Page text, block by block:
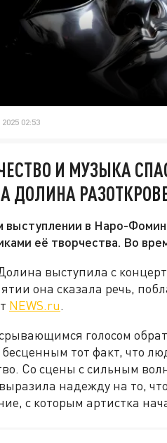
02:53
И МУЗЫКА
ДОЛИНА
выступлении в Наро-
её творчества. Во
выступила с
она сказала речь,
NEWS.ru.
голосом
тот факт, что
Со сцены с сильным
надежду на то,
с которым артистка